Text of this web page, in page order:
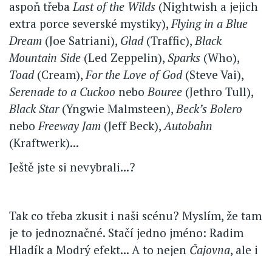
aspoň třeba Last of the Wilds (Nightwish a jejich
extra porce severské mystiky), Flying in a Blue
Dream (Joe Satriani), Glad(Traffic), Black
Mountain Side (Led Zeppelin), Sparks (Who),
Toad(Cream), For the Love of God(Steve Vai),
Serenade to a Cuckoo nebo Bouree (Jethro Tull),
Black Star(Yngwie Malmsteen), Beck’s Bolero
nebo Freeway Jam (Jeff Beck), Autobahn
(Kraftwerk)...
Ještě jste si nevybrali...?
Tak co třeba zkusit i naši scénu? Myslím, že tam
je to jednoznačné. Stačí jedno jméno: Radim
Hladík a Modrý efekt... A to nejen Čajovna, ale i